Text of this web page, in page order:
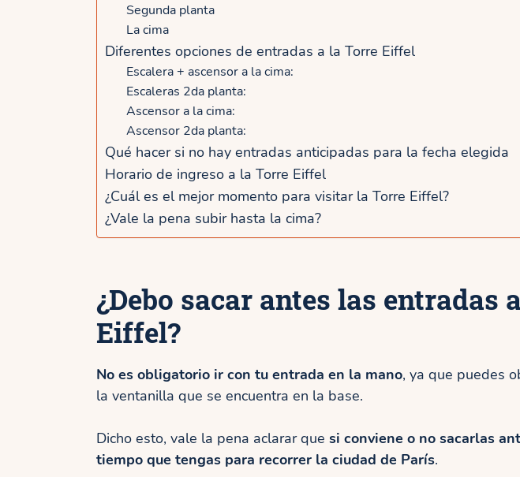
Segunda planta
La cima
Diferentes opciones de entradas a la Torre Eiffel
Escalera + ascensor a la cima:
Escaleras 2da planta:
Ascensor a la cima:
Ascensor 2da planta:
Qué hacer si no hay entradas anticipadas para la fecha elegida
Horario de ingreso a la Torre Eiffel
¿Cuál es el mejor momento para visitar la Torre Eiffel?
¿Vale la pena subir hasta la cima?
¿Debo sacar antes las entradas
Eiffel?
No es obligatorio ir con tu entrada en la mano, ya que puedes
la ventanilla que se encuentra en la base.
Dicho esto, vale la pena aclarar que si conviene o no sacarlas
tiempo que tengas para recorrer la ciudad de París.